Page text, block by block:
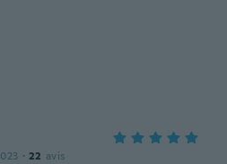
· 22 avis